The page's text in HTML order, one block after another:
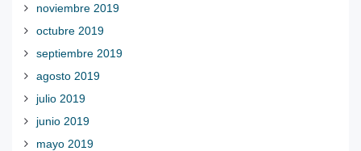
noviembre 2019
octubre 2019
septiembre 2019
agosto 2019
julio 2019
junio 2019
mayo 2019